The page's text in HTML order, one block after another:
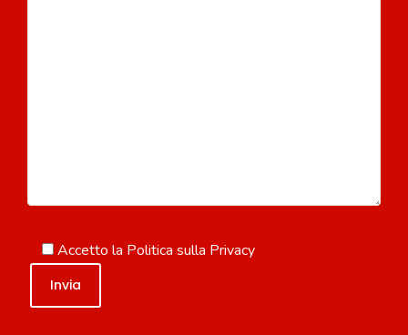
Accetto la Politica sulla Privacy